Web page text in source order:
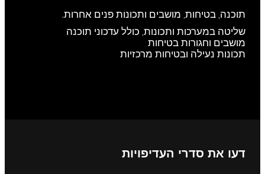
תוכנה, בטיחות, מושבים ותכונות פנים אחרות.
שליטה במערכות ותכונות, כולל עדכוני תוכנה
מושבים וחגורות בטיחות
תכונות נעילה ובטיחות מרכזיות
דעו את סדרי העדיפויות